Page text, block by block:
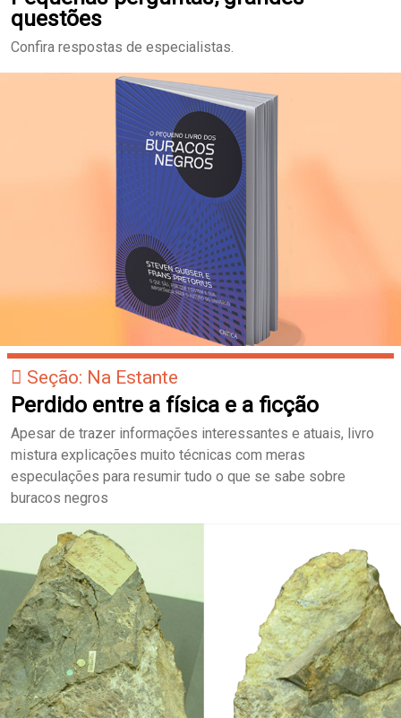
questões
Confira respostas de especialistas.
Seção: Na Estante
Perdido entre a física e a ficção
Apesar de trazer informações interessantes e atuais, livro
mistura explicações muito técnicas com meras
especulações para resumir tudo o que se sabe sobre
buracos negros